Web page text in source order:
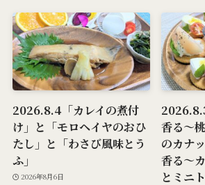
2026.8.4「カレイの煮付
け」と「モロヘイヤのおひ
たし」と「わさび風味とう
ふ」
2026年8月6日
香る～
のカナ
香る～
とミニ